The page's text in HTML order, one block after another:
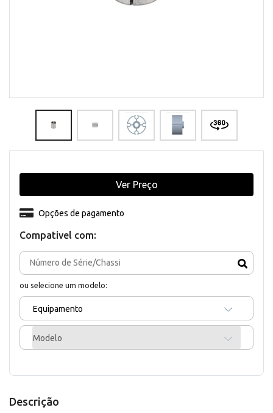
Compativel com:
ou selecione um modelo:
Equipamento
Modelo
Opções de pagamento
Ver Preço
Descrição